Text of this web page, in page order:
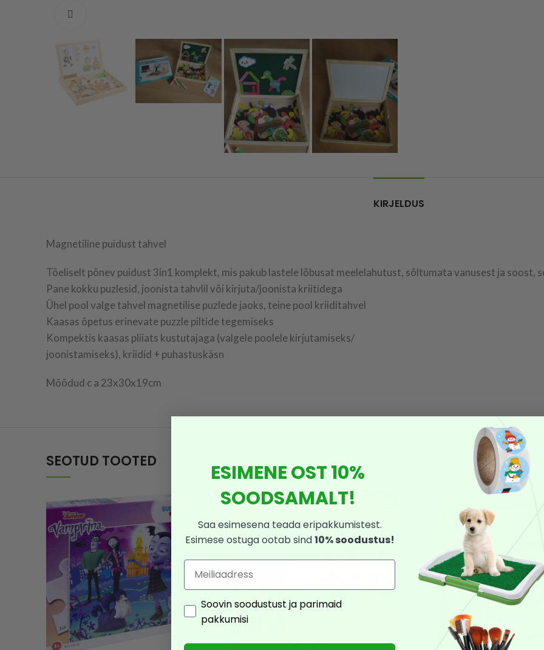
KIRJELDUS
Magnetiline puidust tahvel
Tõeliselt põnev puidust 3in1 komplekt, mis pakub lastele lõbusat meelelahutust, sõltumata vanusest ja soost,
Pane kokku puzlesid, joonista tahvlil või kirjuta/joonista kriitidega
Ühel pool valge tahvel magnetilise puzlede jaoks, teine pool kriiditahvel
Kaasas õpetus erinevate puzzle piltide tegemiseks
Kompektis kaasas pliiats kustutajaga (valgele poolele kirjutamiseks/
joonistamiseks), kriidid + puhastuskäsn
Mõõdud c a 23x30x19cm
SEOTUD TOOTED
ESIMENE OST 10%
SOODSAMALT!
Saa esimesena teada eripakkumistest.
Esimese ostuga ootab sind10% soodustus!
Email
Consent
Soovin soodustust ja parimaid
pakkumisi